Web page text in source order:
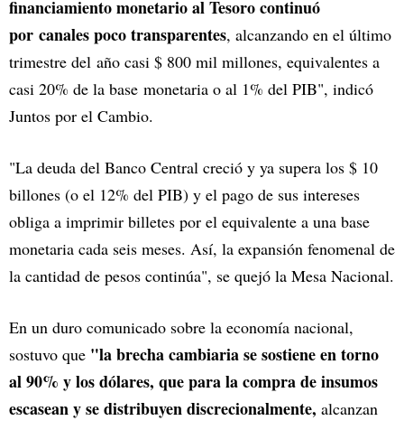
financiamiento monetario al Tesoro continuó
por canales poco transparentes, alcanzando en el último
trimestre del año casi $ 800 mil millones, equivalentes a
casi 20% de la base monetaria o al 1% del PIB", indicó
Juntos por el Cambio.
"La deuda del Banco Central creció y ya supera los $ 10
billones (o el 12% del PIB) y el pago de sus intereses
obliga a imprimir billetes por el equivalente a una base
monetaria cada seis meses. Así, la expansión fenomenal de
la cantidad de pesos continúa", se quejó la Mesa Nacional.
En un duro comunicado sobre la economía nacional,
sostuvo que "la brecha cambiaria se sostiene en torno
al 90% y los dólares, que para la compra de insumos
escasean y se distribuyen discrecionalmente, alcanzan